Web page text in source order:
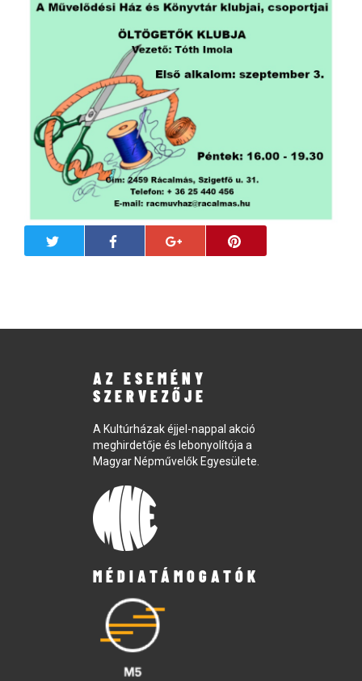
AZ ESEMÉNY
SZERVEZŐJE
A Kultúrházak éjjel-nappal akció
meghirdetője és lebonyolítója a
Magyar Népművelők Egyesülete.
MÉDIATÁMOGATÓK